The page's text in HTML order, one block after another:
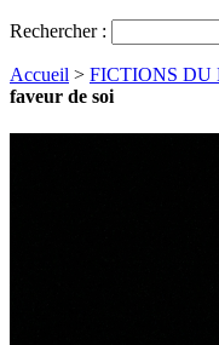
Rechercher :
Accueil > FICTIONS DU
faveur de soi